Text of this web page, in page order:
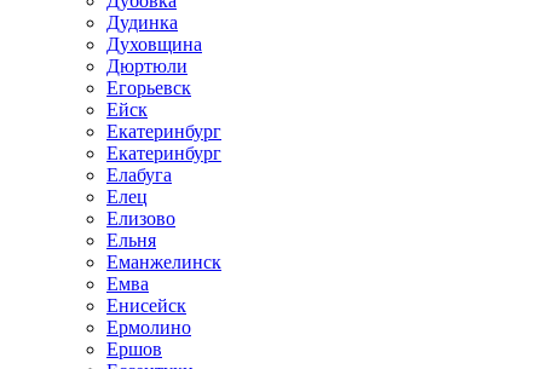
Дудинка
Духовщина
Дюртюли
Егорьевск
Ейск
Екатеринбург
Екатеринбург
Елабуга
Елец
Елизово
Ельня
Еманжелинск
Емва
Енисейск
Ермолино
Ершов